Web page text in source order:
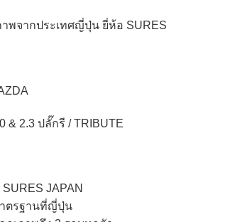
พจากประเทศญี่ปุ่น ยี่ห้อ SURES
& 2.3 ปลั๊กรี / TRIBUTE
JAPAN
าตรฐานที่ญี่ปุ่น